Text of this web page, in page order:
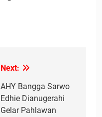
Next:
AHY Bangga Sarwo
Edhie Dianugerahi
Gelar Pahlawan